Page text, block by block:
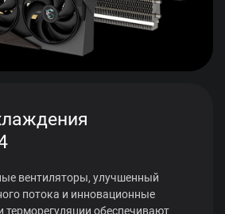
вентиляторы, улучшенный
потока и инновационные
терморегуляции обеспечивают